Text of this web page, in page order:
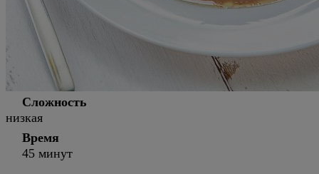
Сложность
низкая
Время
45 минут